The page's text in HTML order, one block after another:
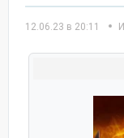
12.06.23 в 20:11